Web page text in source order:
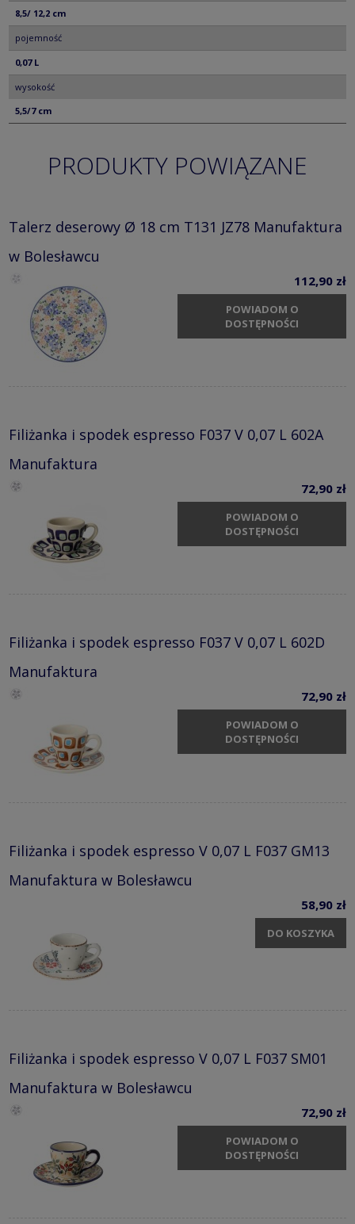
8,5/ 12,2 cm
pojemność
0,07 L
wysokość
5,5/7 cm
PRODUKTY POWIĄZANE
Talerz deserowy Ø 18 cm T131 JZ78 Manufaktura
w Bolesławcu
112,90 zł
POWIADOM O
DOSTĘPNOŚCI
Filiżanka i spodek espresso F037 V 0,07 L 602A
Manufaktura
72,90 zł
POWIADOM O
DOSTĘPNOŚCI
Filiżanka i spodek espresso F037 V 0,07 L 602D
Manufaktura
72,90 zł
POWIADOM O
DOSTĘPNOŚCI
Filiżanka i spodek espresso V 0,07 L F037 GM13
Manufaktura w Bolesławcu
58,90 zł
DO KOSZYKA
Filiżanka i spodek espresso V 0,07 L F037 SM01
Manufaktura w Bolesławcu
72,90 zł
POWIADOM O
DOSTĘPNOŚCI